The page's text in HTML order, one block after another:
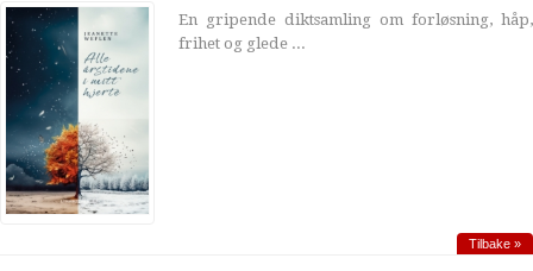
En gripende diktsamling om forløsning, håp,
frihet og glede ...
Tilbake »